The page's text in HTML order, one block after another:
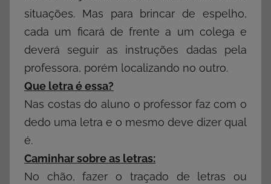
situações. Mas para brincar de espelho,
cada um ficará de frente a um colega e
deverá seguir as instruções dadas pela
professora, porém localizando no outro.
Que letra é essa?
Nas costas do aluno o professor faz com o
dedo uma letra e o mesmo deve dizer qual
é.
Caminhar sobre as letras:
No chão, fazer o traçado de letras ou